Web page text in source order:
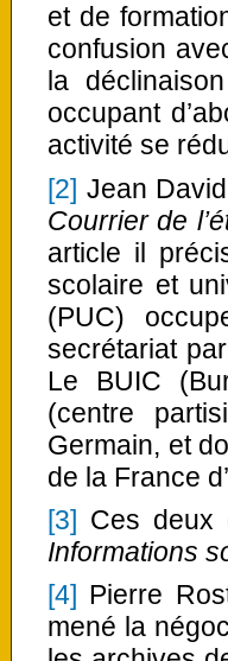
et de
confusion
la
occupant
activité se
[2] Jean
Courrier de
article il
scolaire et
(PUC)
secrétariat
Le BUIC
(centre
Germain, et
de la France
[3] Ces deux
Informations
[4] Pierre
mené la